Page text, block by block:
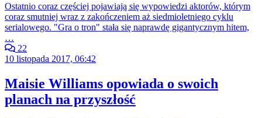
Ostatnio coraz częściej pojawiają się wypowiedzi aktorów, którym
coraz smutniej wraz z zakończeniem aż siedmioletniego cyklu
serialowego. "Gra o tron" stała się naprawdę gigantycznym hitem,
…
22
10 listopada 2017, 06:42
Maisie Williams opowiada o swoich
planach na przyszłość